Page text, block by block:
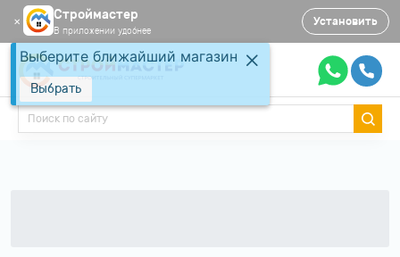
✕ Строймастер
В приложении удобнее
Установить
Выберите ближайший магазин
Выбрать